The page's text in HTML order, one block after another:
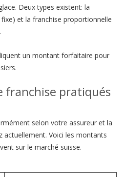
Deux types existent: la
et la franchise proportionnelle
un montant forfaitaire pour
franchise pratiqués
selon votre assureur et la
actuellement. Voici les montants
sur le marché suisse.